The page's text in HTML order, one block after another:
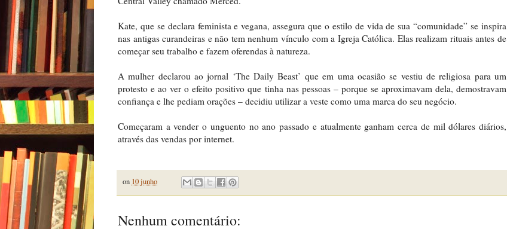
Kate, que se declara feminista e vegana, assegura que o estilo de vida de sua “comunidade” se inspira
nas antigas curandeiras e não tem nenhum vínculo com a Igreja Católica. Elas realizam rituais antes de
começar seu trabalho e fazem oferendas à natureza.
A mulher declarou ao jornal ‘The Daily Beast’ que em uma ocasião se vestiu de religiosa para um
protesto e ao ver o efeito positivo que tinha nas pessoas – porque se aproximavam dela, demostravam
confiança e lhe pediam orações – decidiu utilizar a veste como uma marca do seu negócio.
Começaram a vender o unguento no ano passado e atualmente ganham cerca de mil dólares diários,
através das vendas por internet.
on 10 junho
Nenhum comentário: